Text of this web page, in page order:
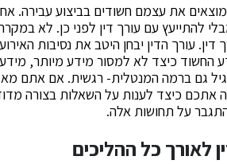
את עצמם חשודים בביצוע עבירה.
להתייעץ עם עורך דין לפני כן. לא
עורך הדין יבחן היטב את נסיבות
החשוד כיצד לא למסור מידע מיותר,
גם ברמה המנטלית- רגשית. אם אתם
אתכם כיצד לענות על השאלות בצורה
על תחושות אלה.
לאורך כל ההליכים